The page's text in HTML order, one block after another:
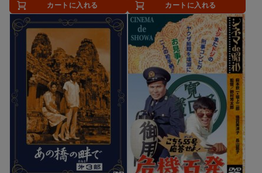
カートに入れる
カートに入れる